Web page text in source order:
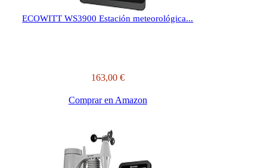
ECOWITT WS3900 Estación meteorológica...
163,00 €
Comprar en Amazon